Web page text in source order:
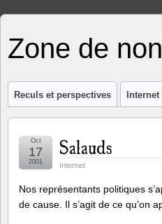
Zone de
Reculs et perspectives Internet
Salauds
Internet
Oct
17
2001
Nos représentants politiques
de cause. Il s’agit de ce qu’on